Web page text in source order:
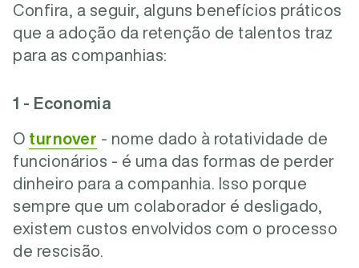
Confira, a seguir, alguns benefícios práticos
que a adoção da retenção de talentos traz
para as companhias:
1 - Economia
O turnover - nome dado à rotatividade de
funcionários - é uma das formas de perder
dinheiro para a companhia. Isso porque
sempre que um colaborador é desligado,
existem custos envolvidos com o processo
de rescisão.